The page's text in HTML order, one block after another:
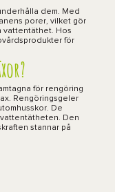
dem. Med
porer, vilket gör
vattentäthet. Hos
för
för rengöring
Rengöringsgeler
De
Den
stannar på